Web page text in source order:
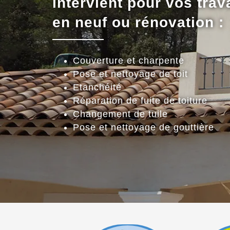
en neuf ou rénovation :
Couverture et charpente
Pose et nettoyage de toit
Etanchéité
Réparation de fuite de toiture
Changement de tuile
Pose et nettoyage de gouttière